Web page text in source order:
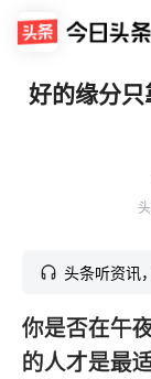
好的缘分
头条听资讯
你是否在午
的人才是最